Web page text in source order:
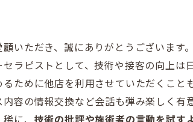
いただき、誠にありがとうございます。
ラピストとして、技術や接客の向上は
ために他店を利用させていただくこと
容の情報交換など会話も弾み楽しく有
に、 技術の批評や施術者の言動を試す